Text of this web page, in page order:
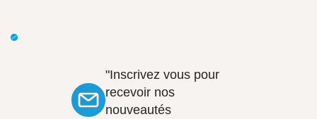
"Inscrivez vous pour
recevoir nos
nouveautés